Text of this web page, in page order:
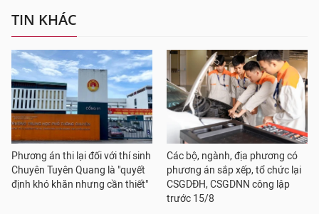
TIN KHÁC
Phương án thi lại đối với thí sinh
Chuyên Tuyên Quang là "quyết
định khó khăn nhưng cần thiết"
Các bộ, ngành, địa phương có
phương án sắp xếp, tổ chức lại
CSGDĐH, CSGDNN công lập
trước 15/8